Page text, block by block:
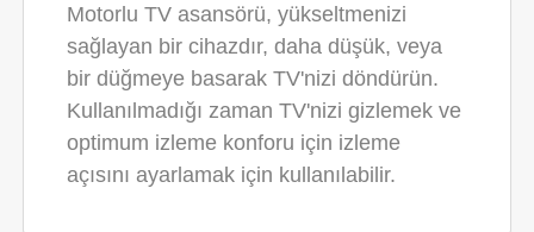
Motorlu TV asansörü, yükseltmenizi
sağlayan bir cihazdır, daha düşük, veya
bir düğmeye basarak TV'nizi döndürün.
Kullanılmadığı zaman TV'nizi gizlemek ve
optimum izleme konforu için izleme
açısını ayarlamak için kullanılabilir.